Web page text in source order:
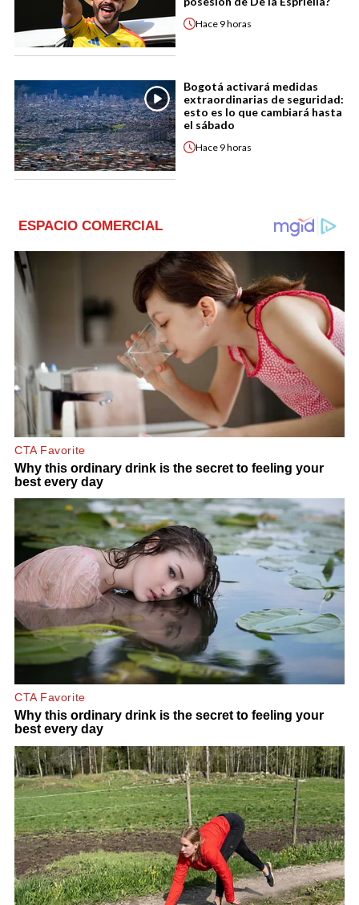
Hace 9 horas
Bogotá activará medidas
extraordinarias de seguridad:
esto es lo que cambiará hasta
el sábado
Hace 9 horas